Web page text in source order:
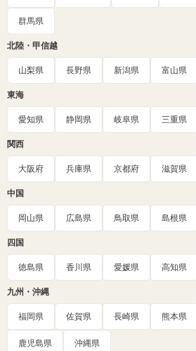
群馬県
北陸・甲信越
山梨県 長野県 新潟県 富山県
東海
愛知県 静岡県 岐阜県 三重県
関西
大阪府 兵庫県 京都府 滋賀県
中国
岡山県 広島県 鳥取県 島根県
四国
徳島県 香川県 愛媛県 高知県
九州・沖縄
福岡県 佐賀県 長崎県 熊本県
鹿児島県 沖縄県